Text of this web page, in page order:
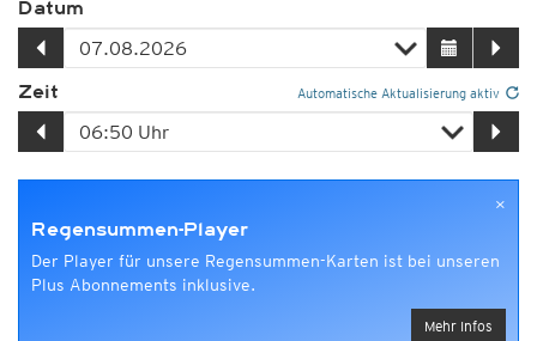
Kalibrierte Summe, >50mm in 24std
Einzugsgebiete
Radarsummen (DWD)
Satellitensummen
Datum
Zeit Automatische Aktualisierung aktiv
×
Regensummen-Player
Der Player für unsere Regensummen-Karten ist bei unseren
Plus Abonnements inklusive.
Mehr Infos